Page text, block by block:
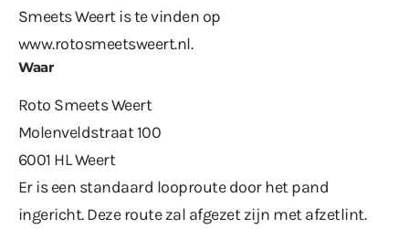
Smeets Weert is te vinden op
www.rotosmeetsweert.nl.
Waar
Roto Smeets Weert
Molenveldstraat 100
6001 HL Weert
Er is een standaard looproute door het pand
ingericht. Deze route zal afgezet zijn met afzetlint.